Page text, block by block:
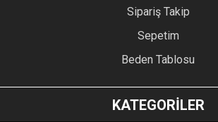
Sipariş Takip
Sepetim
Beden Tablosu
KATEGORİLER